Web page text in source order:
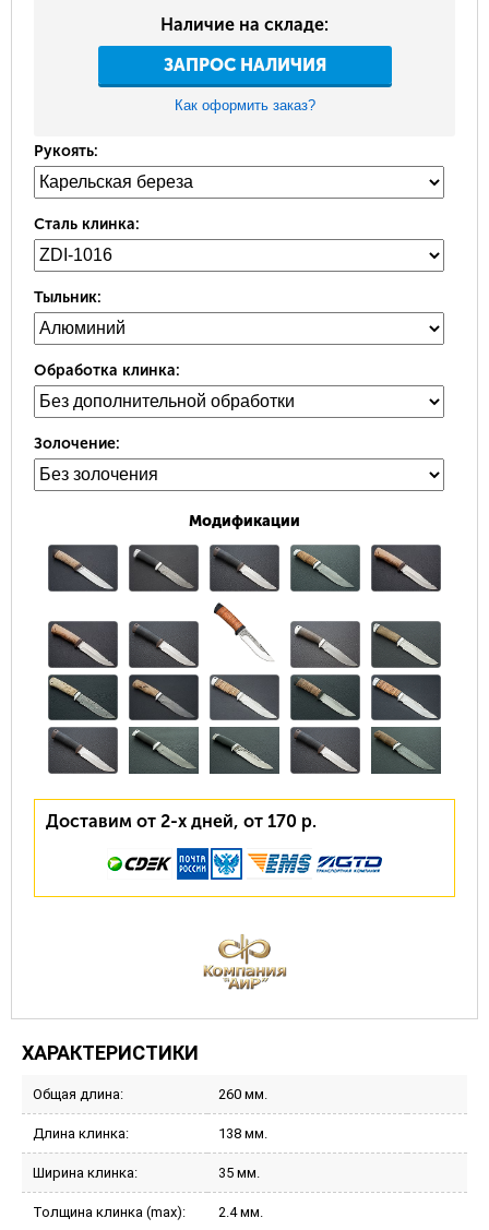
Наличие на складе:
ЗАПРОС НАЛИЧИЯ
Как оформить заказ?
Рукоять:
Сталь клинка:
Тыльник:
Обработка клинка:
Золочение:
Модификации
Доставим от 2-х дней, от 170 р.
ХАРАКТЕРИСТИКИ
Общая длина: 260 мм.
Длина клинка: 138 мм.
Ширина клинка: 35 мм.
Толщина клинка (max): 2.4 мм.